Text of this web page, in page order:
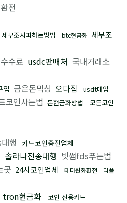
전
세무조사피하는방법 btc현금화 세무조
수료 usdc판매처 국내거래소
입 금은돈믹싱 오다집 usdt매입
코인사는법 돈현금화방법
모든코인
행 카드코인충전업체
솔라나전송대행 빗썸fds푸는법
곳 24시코인업체 테더원화환전
리플
tron현금화 코인 신용카드